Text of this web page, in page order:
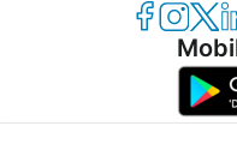
Casper
Casper